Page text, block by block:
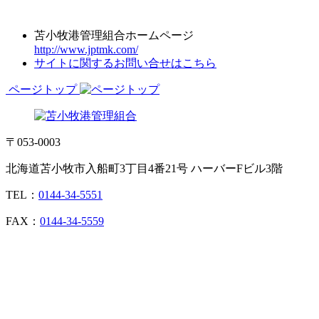
苫小牧港管理組合ホームページ
http://www.jptmk.com/
サイトに関するお問い合せはこちら
ページトップ
〒053-0003
北海道苫小牧市入船町3丁目4番21号 ハーバーFビル3階
TEL： 0144-34-5551
FAX： 0144-34-5559